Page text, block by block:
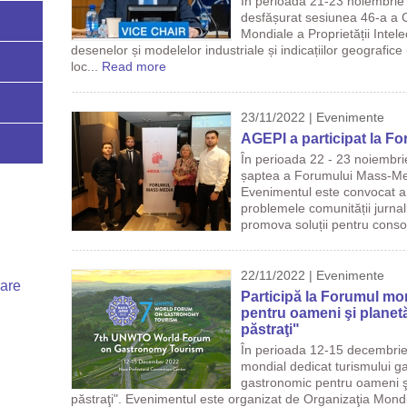
desfășurat sesiunea 46-a a
Mondiale a Proprietății
desenelor și modelelor industriale și indicațiilor
loc... Read more
23/11/2022 | Evenimente
AGEPI a participat la
În perioada 22 - 23
șaptea a Forumului Mass-
Evenimentul este convocat
problemele comunității
promova soluții pentru
22/11/2022 | Evenimente
Participă la Forumul
pentru oameni şi
păstraţi"
În perioada 12-15
mondial dedicat turismului
gastronomic pentru oameni
păstraţi". Evenimentul este organizat de Organizaţia